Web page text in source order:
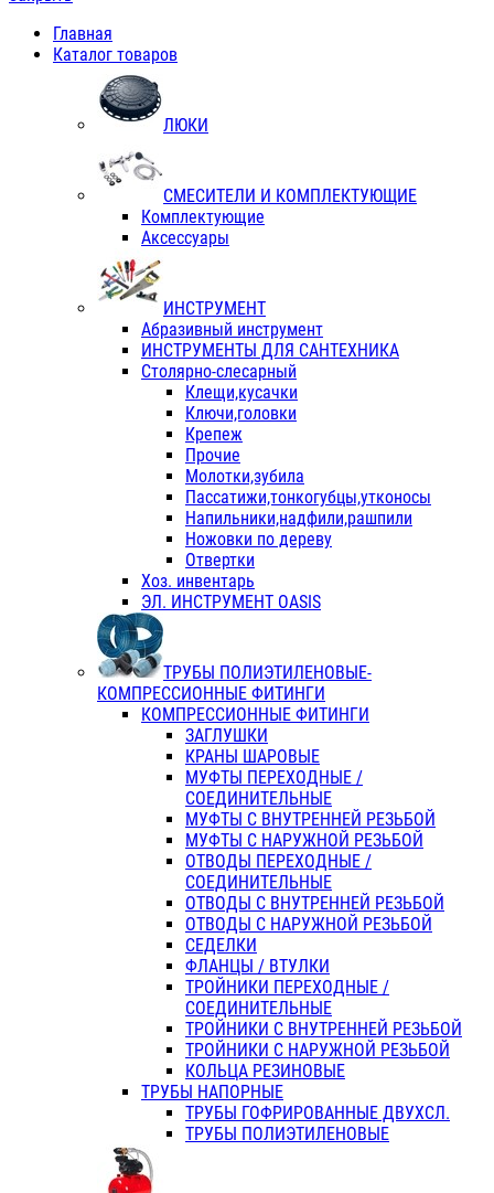
Главная
Каталог товаров
ЛЮКИ
СМЕСИТЕЛИ И КОМПЛЕКТУЮЩИЕ
Комплектующие
Аксессуары
ИНСТРУМЕНТ
Абразивный инструмент
ИНСТРУМЕНТЫ ДЛЯ САНТЕХНИКА
Столярно-слесарный
Клещи,кусачки
Ключи,головки
Крепеж
Прочие
Молотки,зубила
Пассатижи,тонкогубцы,утконосы
Напильники,надфили,рашпили
Ножовки по дереву
Отвертки
Хоз. инвентарь
ЭЛ. ИНСТРУМЕНТ OASIS
ТРУБЫ ПОЛИЭТИЛЕНОВЫЕ-
КОМПРЕССИОННЫЕ ФИТИНГИ
КОМПРЕССИОННЫЕ ФИТИНГИ
ЗАГЛУШКИ
КРАНЫ ШАРОВЫЕ
МУФТЫ ПЕРЕХОДНЫЕ /
СОЕДИНИТЕЛЬНЫЕ
МУФТЫ С ВНУТРЕННЕЙ РЕЗЬБОЙ
МУФТЫ С НАРУЖНОЙ РЕЗЬБОЙ
ОТВОДЫ ПЕРЕХОДНЫЕ /
СОЕДИНИТЕЛЬНЫЕ
ОТВОДЫ С ВНУТРЕННЕЙ РЕЗЬБОЙ
ОТВОДЫ С НАРУЖНОЙ РЕЗЬБОЙ
СЕДЕЛКИ
ФЛАНЦЫ / ВТУЛКИ
ТРОЙНИКИ ПЕРЕХОДНЫЕ /
СОЕДИНИТЕЛЬНЫЕ
ТРОЙНИКИ С ВНУТРЕННЕЙ РЕЗЬБОЙ
ТРОЙНИКИ С НАРУЖНОЙ РЕЗЬБОЙ
КОЛЬЦА РЕЗИНОВЫЕ
ТРУБЫ НАПОРНЫЕ
ТРУБЫ ГОФРИРОВАННЫЕ ДВУХСЛ.
ТРУБЫ ПОЛИЭТИЛЕНОВЫЕ